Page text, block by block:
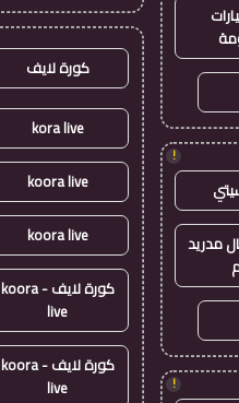
!
مدريد
!
كورة لايف
kora live
koora live
koora live
كورة لايف - koora
live
كورة لايف - koora
live